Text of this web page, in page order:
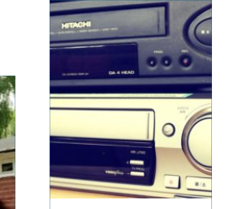
gäster förväntar sig
snabb onlinebokning,
smidig incheckning och
tydlig kommunikation,
räcker det inte längre
med excelark eller
manuella listor. Ett
genomtänkt30 juni
2026